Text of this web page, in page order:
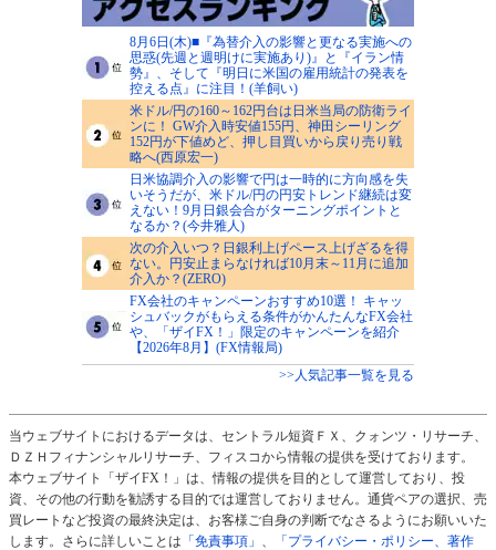
8月6日(木)■『為替介入の影響と更なる実施への
思惑(先週と週明けに実施あり)』と『イラン情
勢』、そして『明日に米国の雇用統計の発表を
控える点』に注目！(羊飼い)
米ドル/円の160～162円台は日米当局の防衛ライ
ンに！ GW介入時安値155円、神田シーリング
152円が下値めど、押し目買いから戻り売り戦
略へ(西原宏一)
日米協調介入の影響で円は一時的に方向感を失
いそうだが、米ドル/円の円安トレンド継続は変
えない！9月日銀会合がターニングポイントと
なるか？(今井雅人)
次の介入いつ？日銀利上げペース上げざるを得
ない。円安止まらなければ10月末～11月に追加
介入か？(ZERO)
FX会社のキャンペーンおすすめ10選！ キャッ
シュバックがもらえる条件がかんたんなFX会社
や、「ザイFX！」限定のキャンペーンを紹介
【2026年8月】(FX情報局)
>>人気記事一覧を見る
当ウェブサイトにおけるデータは、セントラル短資ＦＸ、クォンツ・リサーチ、
ＤＺＨフィナンシャルリサーチ、フィスコから情報の提供を受けております。
本ウェブサイト「ザイFX！」は、情報の提供を目的として運営しており、投
資、その他の行動を勧誘する目的では運営しておりません。通貨ペアの選択、売
買レートなど投資の最終決定は、お客様ご自身の判断でなさるようにお願いいた
します。さらに詳しいことは 「免責事項」 、
「プライバシー・ポリシー、著作